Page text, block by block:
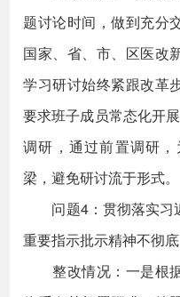
题讨论时间，做到充分
国家、省、市、区医改
学习研讨始终紧跟改革
要求班子成员常态化开
调研，通过前置调研
梁，避免研讨流于形式。
问题4：贯彻落实习
重要指示批示精神不彻底
整改情况：一是根据